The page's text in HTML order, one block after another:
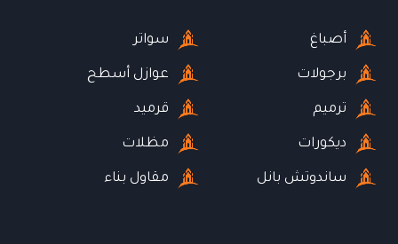
أصباغ
برجولات
ترميم
ديكورات
ساندوتش بانل
سواتر
عوازل أسطح
قرميد
مظلات
مقاول بناء